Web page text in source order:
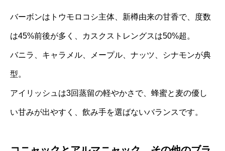
バーボンはトウモロコシ主体、新樽由来の甘香で、度数
は45%前後が多く、カスクストレングスは50%超。
バニラ、キャラメル、メープル、ナッツ、シナモンが典
型。
アイリッシュは3回蒸留の軽やかさで、蜂蜜と麦の優し
い甘みが出やすく、飲み手を選ばないバランスです。